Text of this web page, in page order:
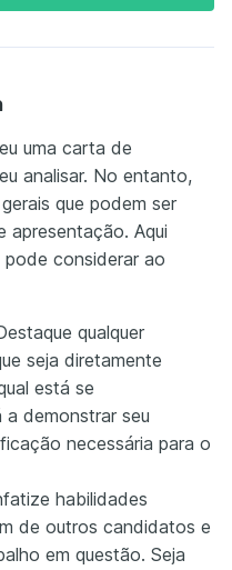
uma carta de
analisar. No entanto,
que podem ser
apresentação. Aqui
considerar ao
qualquer
seja diretamente
está se
demonstrar seu
necessária para o
habilidades
de outros candidatos e
em questão. Seja